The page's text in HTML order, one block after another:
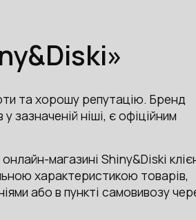
та хорошу репутацію. Бренд
зазначеній ніші, є офіційним
магазині Shiny&Diski
характеристикою товарів,
або в пункті самовивозу